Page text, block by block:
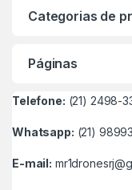
Categorias de
Páginas
Telefone: (21) 2498-
Whatsapp: (21)
E-mail: